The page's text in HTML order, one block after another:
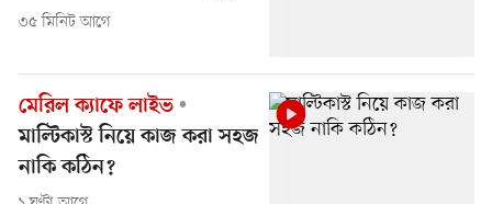
৩৫ মিনিট আগে
মেরিল ক্যাফে লাইভ
মাল্টিকাস্ট নিয়ে কাজ করা সহজ
নাকি কঠিন?